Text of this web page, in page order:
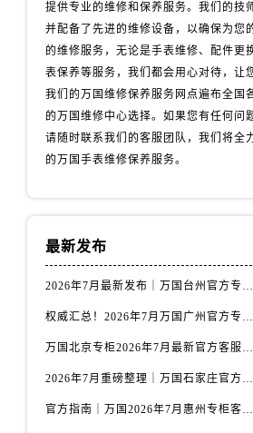
提供专业的维修和保养服务。我们的技
并配备了先进的维修设备，以确保为您
的维修服务，无论是手表维修、配件更
表保养等服务，我们都会用心对待，让
我们的万国维修保养服务网点遍布全国
的万国维修中心选择。如果您有任何问
请随时联系我们的客服团队，我们将全
的万国手表维修保养服务。
最新发布
2026年7月最新发布｜万国台州官方专柜客户服务热线与专柜信息攻略
权威汇总！2026年7月万国广州官方专柜客户服务电话及门店名录
万国北京专柜2026年7月最新官方客服热线｜门店信息及服务攻略发布
2026年7月重磅整理｜万国石家庄官方专柜服务电话&客户服务中心公告
官方指南｜万国2026年7月惠州专柜客户服务热线与门店信息全攻略